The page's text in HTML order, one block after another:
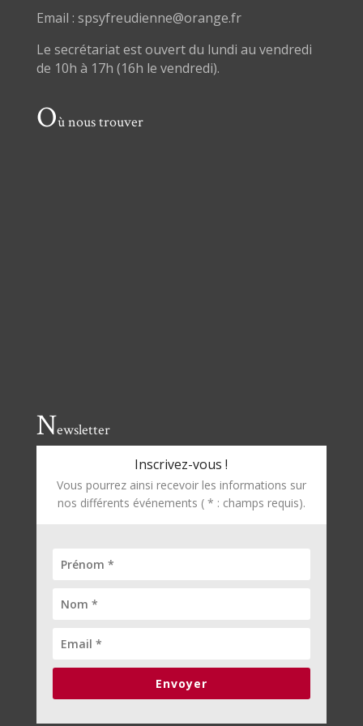
Email : spsyfreudienne@orange.fr
Le secrétariat est ouvert du lundi au vendredi
de 10h à 17h (16h le vendredi).
Où nous trouver
Newsletter
Inscrivez-vous !
Vous pourrez ainsi recevoir les informations sur
nos différents événements ( * : champs requis).
Envoyer